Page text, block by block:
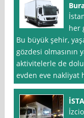
her
Bu büyük şehir,
gözdesi olmasının
aktivitelerle de
evden eve nakliyat